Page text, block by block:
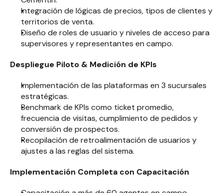
Integración de lógicas de precios, tipos de clientes y
territorios de venta.
Diseño de roles de usuario y niveles de acceso para
supervisores y representantes en campo.
Despliegue Piloto & Medición de KPIs
Implementación de las plataformas en 3 sucursales
estratégicas.
Benchmark de KPIs como ticket promedio,
frecuencia de visitas, cumplimiento de pedidos y
conversión de prospectos.
Recopilación de retroalimentación de usuarios y
ajustes a las reglas del sistema.
Implementación Completa con Capacitación